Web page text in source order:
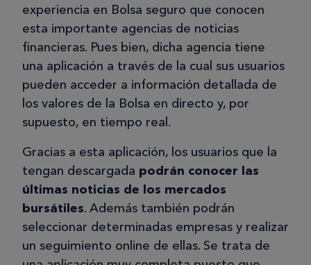
experiencia en Bolsa seguro que conocen
esta importante agencias de noticias
financieras. Pues bien, dicha agencia tiene
una aplicación a través de la cual sus usuarios
pueden acceder a información detallada de
los valores de la Bolsa en directo y, por
supuesto, en tiempo real.
Gracias a esta aplicación, los usuarios que la
tengan descargada podrán conocer las
últimas noticias de los mercados
bursátiles. Además también podrán
seleccionar determinadas empresas y realizar
un seguimiento online de ellas. Se trata de